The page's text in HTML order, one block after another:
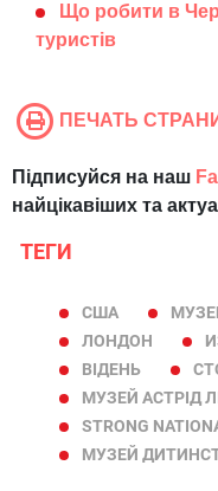
Що робити в
туристів
ПЕЧАТЬ
Підписуйся на наш
найцікавіших та
ТЕГИ
США
ЛОНДОН
ВІДЕНЬ
МУЗЕЙ АСТРІД
STRONG
МУЗЕЙ